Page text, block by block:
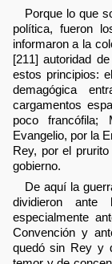
Porque lo que
política, fueron
informaron a la
[211] autoridad
estos principios:
demagógica
cargamentos
poco francófila;
Evangelio, por la
Rey, por el
gobierno.
De aquí la
dividieron
especialmente
Convención y
quedó sin Rey y